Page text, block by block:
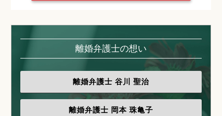
離婚弁護士の想い
離婚弁護士 谷川 聖治
離婚弁護士 岡本 珠亀子